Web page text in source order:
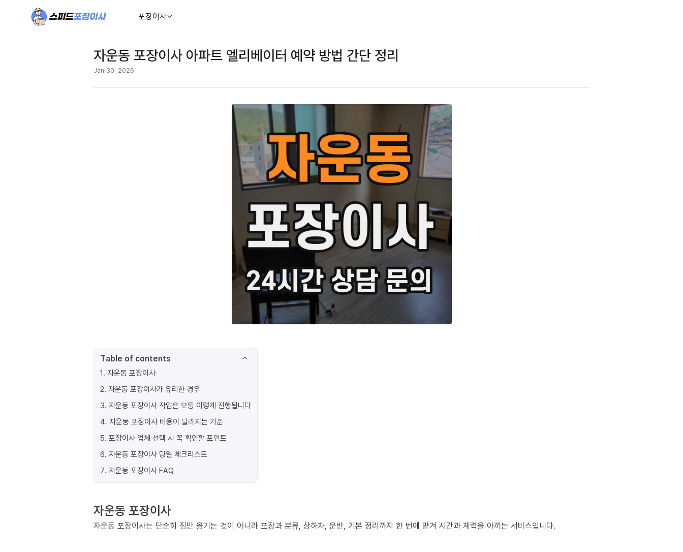
포장이사
자운동 포장이사 아파트 엘리베이터 예약 방법 간단 정리
Jan 30, 2026
Table of contents
1. 자운동 포장이사
2. 자운동 포장이사가 유리한 경우
3. 자운동 포장이사 작업은 보통 이렇게 진행됩니다
4. 자운동 포장이사 비용이 달라지는 기준
5. 포장이사 업체 선택 시 꼭 확인할 포인트
6. 자운동 포장이사 당일 체크리스트
7. 자운동 포장이사 FAQ
자운동 포장이사
자운동 포장이사는 단순히 짐만 옮기는 것이 아니라 포장과 분류, 상하차, 운반, 기본 정리까지 한 번에 맡겨 시간과 체력을 아끼는 서비스입니다.